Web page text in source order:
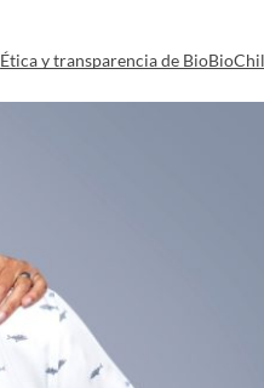
Ética y transparencia de